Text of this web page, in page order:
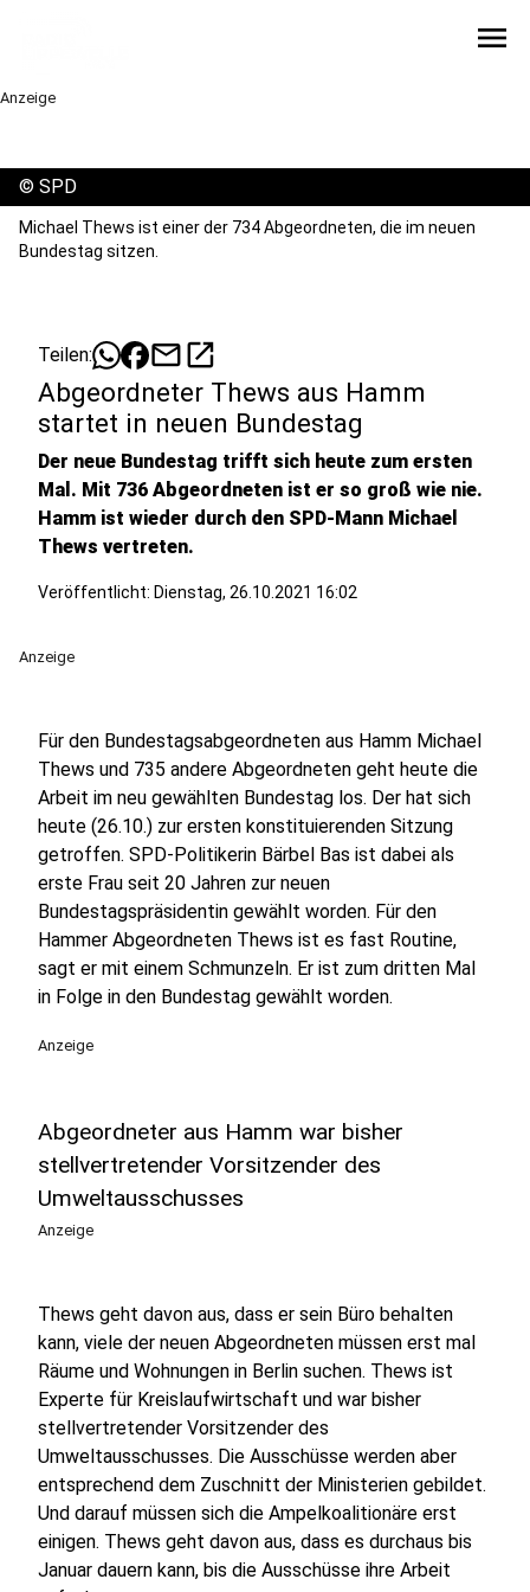
menu
Anzeige
© SPD
Michael Thews ist einer der 734 Abgeordneten, die im neuen
Bundestag sitzen.
Teilen: mailopen_in_new
Abgeordneter Thews aus Hamm
startet in neuen Bundestag
Der neue Bundestag trifft sich heute zum ersten
Mal. Mit 736 Abgeordneten ist er so groß wie nie.
Hamm ist wieder durch den SPD-Mann Michael
Thews vertreten.
Veröffentlicht: Dienstag, 26.10.2021 16:02
Anzeige
Für den Bundestagsabgeordneten aus Hamm Michael
Thews und 735 andere Abgeordneten geht heute die
Arbeit im neu gewählten Bundestag los. Der hat sich
heute (26.10.) zur ersten konstituierenden Sitzung
getroffen. SPD-Politikerin Bärbel Bas ist dabei als
erste Frau seit 20 Jahren zur neuen
Bundestagspräsidentin gewählt worden. Für den
Hammer Abgeordneten Thews ist es fast Routine,
sagt er mit einem Schmunzeln. Er ist zum dritten Mal
in Folge in den Bundestag gewählt worden.
Anzeige
Abgeordneter aus Hamm war bisher
stellvertretender Vorsitzender des
Umweltausschusses
Anzeige
Thews geht davon aus, dass er sein Büro behalten
kann, viele der neuen Abgeordneten müssen erst mal
Räume und Wohnungen in Berlin suchen. Thews ist
Experte für Kreislaufwirtschaft und war bisher
stellvertretender Vorsitzender des
Umweltausschusses. Die Ausschüsse werden aber
entsprechend dem Zuschnitt der Ministerien gebildet.
Und darauf müssen sich die Ampelkoalitionäre erst
einigen. Thews geht davon aus, dass es durchaus bis
Januar dauern kann, bis die Ausschüsse ihre Arbeit